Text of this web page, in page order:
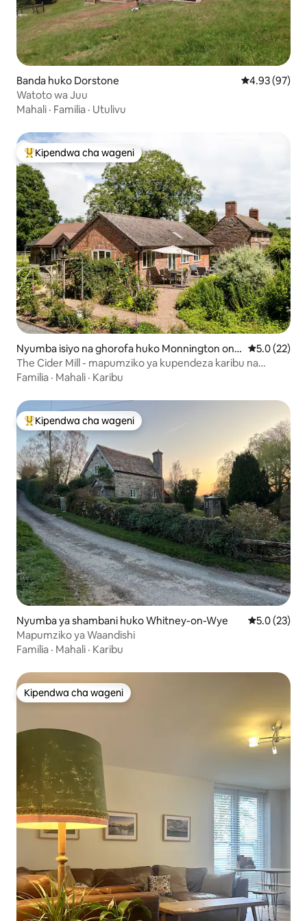
Banda huko Dorstone Ukadiriaji wa
4.93 (97)
Watoto wa Juu
Mahali · Familia · Utulivu
Kipendwa maarufu cha wageni
Kipendwa cha wageni
Nyumba isiyo na ghorofa huko Monnington on
Wye
Ukadiriaji
5.0 (22)
The Cider Mill - mapumziko ya kupendeza karibu na
Hereford na Hay
Familia · Mahali · Karibu
Kipendwa maarufu cha wageni
Kipendwa cha wageni
Nyumba ya shambani huko Whitney-on-Wye Ukadiriaji
5.0 (23)
Mapumziko ya Waandishi
Familia · Mahali · Karibu
Kipendwa cha wageni
Kipendwa cha wageni